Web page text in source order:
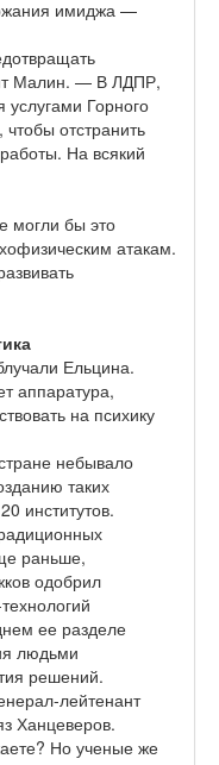
имиджа —
Малин. — В ЛДПР,
услугами Горного
отстранить
На всякий
могли бы это
атакам.
Ельцина.
аппаратура,
на психику
небывало
таких
институтов.
раньше,
одобрил
ее разделе
людьми
решений.
лейтенант
Ханцеверов.
Но ученые же